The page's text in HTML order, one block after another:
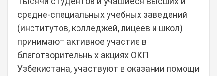
средне-специальных учебных заведений
(институтов, колледжей, лицеев и школ)
принимают активное участие в
благотворительных акциях ОКП
Узбекистана, участвуют в оказании помощи